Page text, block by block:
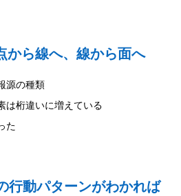
ら線へ、線から面へ
源の種類
は桁違いに増えている
た
動パターンがわかれば